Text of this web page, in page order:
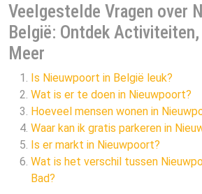
Veelgestelde Vragen over
België: Ontdek
Meer
Is Nieuwpoort in België leuk?
Wat is er te doen in Nieuwpoort?
Hoeveel mensen wonen in
Waar kan ik gratis parkeren in
Is er markt in Nieuwpoort?
Wat is het verschil tussen
Bad?